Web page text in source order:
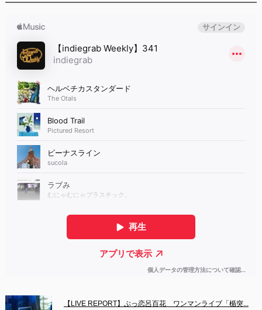
【LIVE REPORT】ぶっ恋呂百花　ワンマンライブ「楯突...